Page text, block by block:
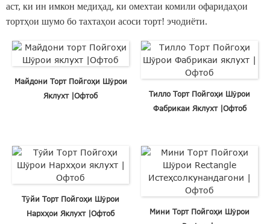
аст, ки ин имкон медиҳад, ки омехтаи комили офаридаҳои
тортҳои шумо бо тахтаҳои асоси торт! эчодиёти.
Майдони Торт Пойгоҳи Шӯрои
Яклухт |Офтоб
Тилло Торт Пойгоҳи Шӯрои
Фабрикаи Яклухт |Офтоб
Тӯйи Торт Пойгоҳи Шӯрои
Нархҳои Яклухт |Офтоб
Мини Торт Пойгоҳи Шӯрои